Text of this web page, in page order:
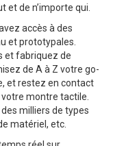
et de n’importe qui.
accès à des
et prototypales.
et fabriquez de
de A à Z votre go-
et restez en contact
montre tactile.
milliers de types
matériel, etc.